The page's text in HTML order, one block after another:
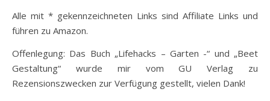
Alle mit * gekennzeichneten Links sind Affiliate Links und
führen zu Amazon.
Offenlegung: Das Buch „Lifehacks – Garten -“ und „Beet
Gestaltung“ wurde mir vom GU Verlag zu
Rezensionszwecken zur Verfügung gestellt, vielen Dank!